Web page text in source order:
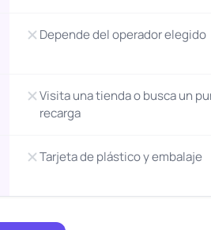
Depende del operador elegido
Visita una tienda o busca un
recarga
Tarjeta de plástico y embalaje